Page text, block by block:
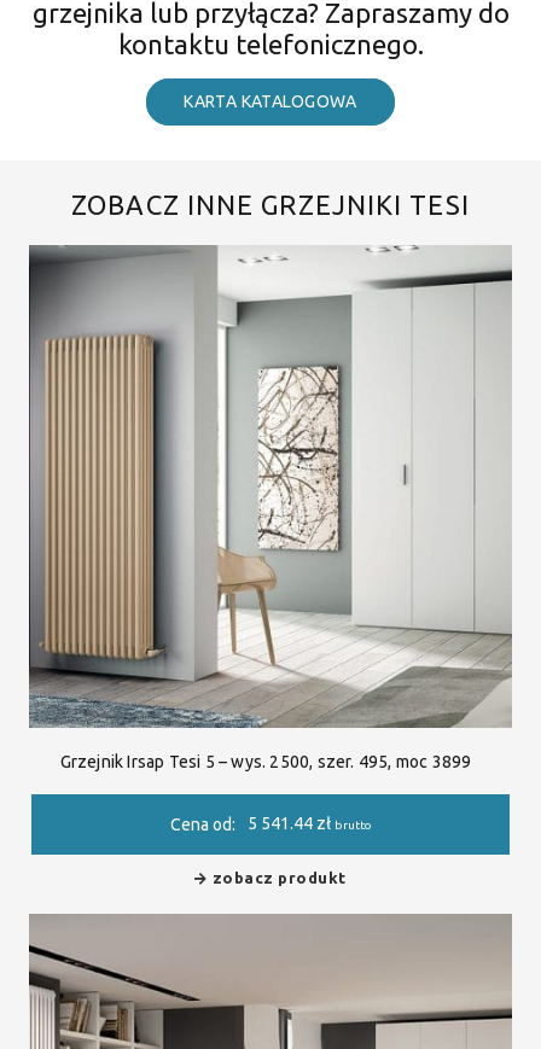
grzejnika lub przyłącza? Zapraszamy do
kontaktu telefonicznego.
KARTA KATALOGOWA
ZOBACZ INNE GRZEJNIKI TESI
Grzejnik Irsap Tesi 5 – wys. 2500, szer. 495, moc 3899
Cena od: 5 541.44 zł brutto
zobacz produkt